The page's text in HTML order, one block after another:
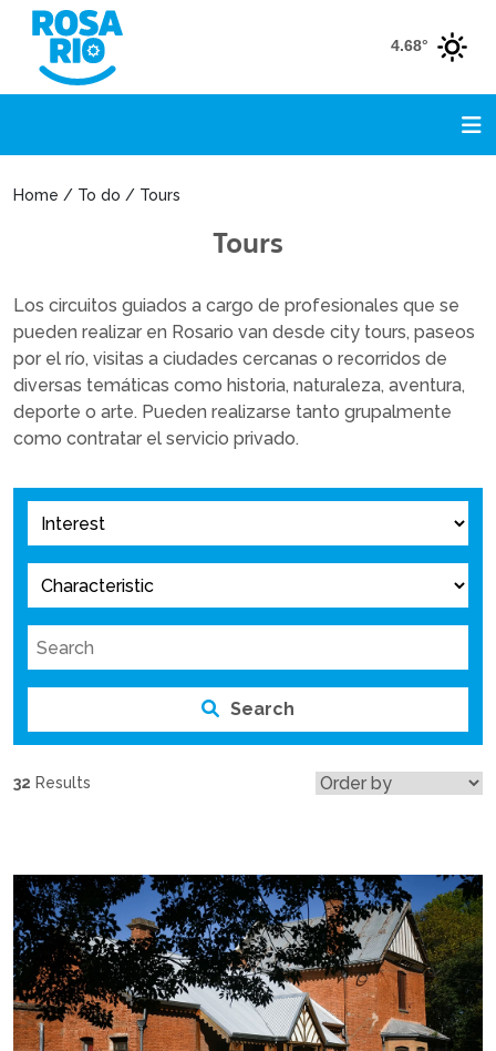
4.68°
Home / To do / Tours
Tours
Los circuitos guiados a cargo de profesionales que se
pueden realizar en Rosario van desde city tours, paseos
por el río, visitas a ciudades cercanas o recorridos de
diversas temáticas como historia, naturaleza, aventura,
deporte o arte. Pueden realizarse tanto grupalmente
como contratar el servicio privado.
Search
32 Results